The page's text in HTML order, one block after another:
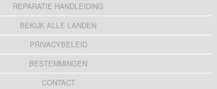
REPARATIE HANDLEIDING
BEKIJK ALLE LANDEN
PRIVACYBELEID
BESTEMMINGEN
CONTACT